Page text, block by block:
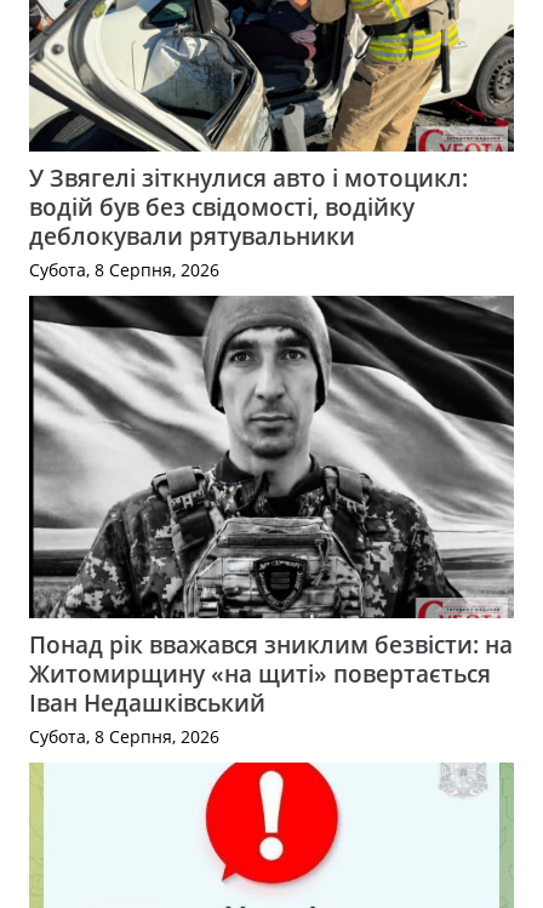
У Звягелі зіткнулися авто і мотоцикл:
водій був без свідомості, водійку
деблокували рятувальники
Субота, 8 Серпня, 2026
Понад рік вважався зниклим безвісти: на
Житомирщину «на щиті» повертається
Іван Недашківський
Субота, 8 Серпня, 2026